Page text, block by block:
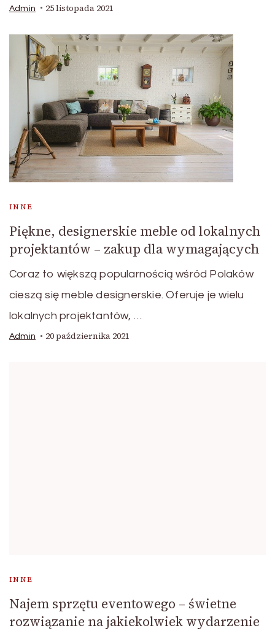
Admin 25 listopada 2021
INNE
Piękne, designerskie meble od lokalnych
projektantów – zakup dla wymagających
Coraz to większą popularnością wśród Polaków
cieszą się meble designerskie. Oferuje je wielu
lokalnych projektantów, …
Admin 20 października 2021
INNE
Najem sprzętu eventowego – świetne
rozwiązanie na jakiekolwiek wydarzenie